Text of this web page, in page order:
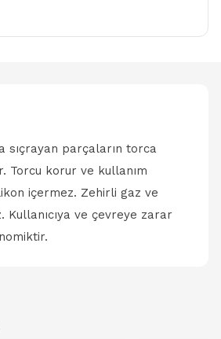
sıçrayan parçaların torca
Torcu korur ve kullanım
içermez. Zehirli gaz ve
Kullanıcıya ve çevreye zarar